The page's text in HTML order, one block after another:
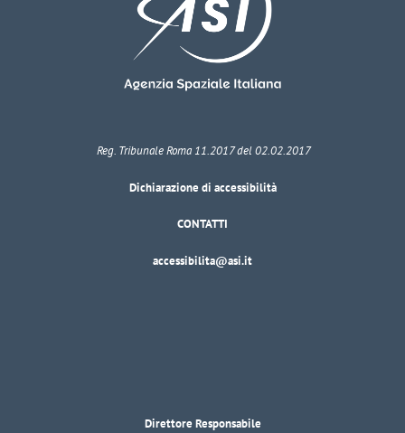
Reg. Tribunale Roma 11.2017 del 02.02.2017
Dichiarazione di accessibilità
CONTATTI
accessibilita@asi.it
Direttore Responsabile